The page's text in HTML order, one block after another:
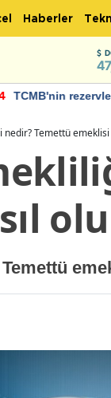
Haberler
Bakan Şimşek,
Temettü emeklisi
Temettü